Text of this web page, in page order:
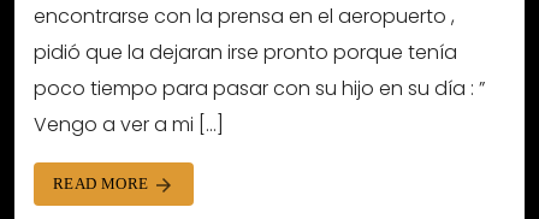
encontrarse con la prensa en el aeropuerto ,
pidió que la dejaran irse pronto porque tenía
poco tiempo para pasar con su hijo en su día : ”
Vengo a ver a mi […]
READ MORE arrow_forward